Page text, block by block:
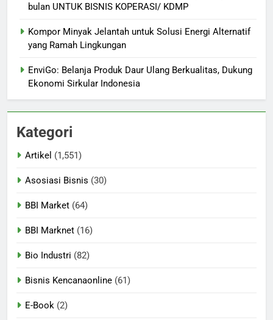
bulan UNTUK BISNIS KOPERASI/ KDMP
Kompor Minyak Jelantah untuk Solusi Energi Alternatif
yang Ramah Lingkungan
EnviGo: Belanja Produk Daur Ulang Berkualitas, Dukung
Ekonomi Sirkular Indonesia
Kategori
Artikel (1,551)
Asosiasi Bisnis (30)
BBI Market (64)
BBI Marknet (16)
Bio Industri (82)
Bisnis Kencanaonline (61)
E-Book (2)